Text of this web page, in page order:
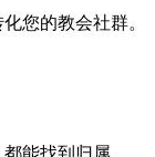
您的教会社群。
能找到归属。